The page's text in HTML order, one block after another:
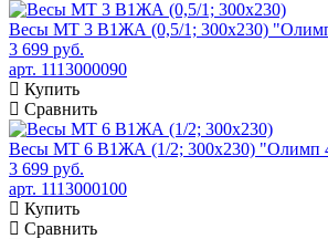
Весы МТ 3 В1ЖА (0,5/1; 300х230)
3 699 руб.
арт. 1113000090
Купить
Сравнить
Весы МТ 6 В1ЖА (1/2; 300х230) "Олимп
3 699 руб.
арт. 1113000100
Купить
Сравнить